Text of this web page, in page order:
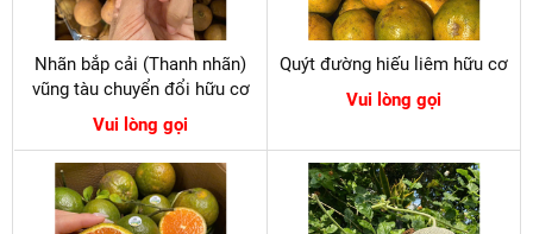
Nhãn bắp cải (Thanh nhãn)
vũng tàu chuyển đổi hữu cơ
Vui lòng gọi
Quýt đường hiếu liêm hữu cơ
Vui lòng gọi